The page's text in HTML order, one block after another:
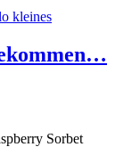
kleines
Sorbet